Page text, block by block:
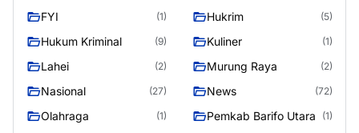
FYI (1) Hukrim (5)
Hukum Kriminal (9) Kuliner (1)
Lahei (2) Murung Raya (2)
Nasional (27) News (72)
Olahraga (1) Pemkab Barifo Utara (1)